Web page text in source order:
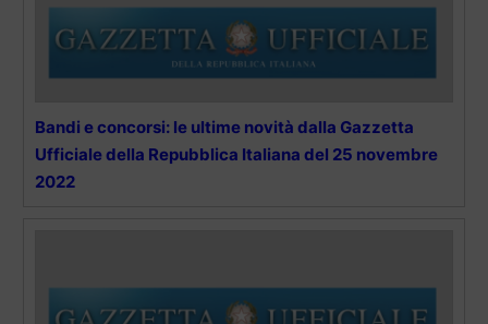
Bandi e concorsi: le ultime novità dalla Gazzetta
Ufficiale della Repubblica Italiana del 25 novembre
2022